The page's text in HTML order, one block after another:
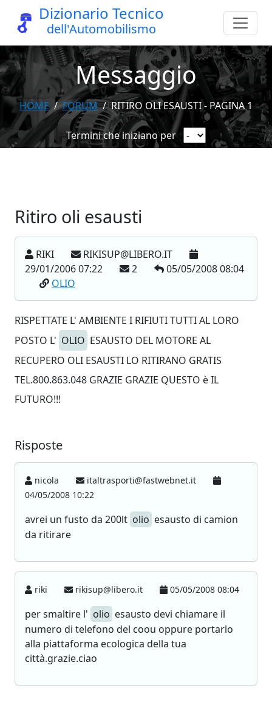
Dizionario Tecnico
dell'Automobilismo
Messaggio
HOME FORUM RITIRO OLI ESAUSTI - PAGINA 1
Termini che iniziano per
Ritiro oli esausti
RIKI
RIKISUP@LIBERO.IT
29/01/2006 07:22
2
05/05/2008 08:04
OLIO
RISPETTATE L' AMBIENTE I RIFIUTI TUTTI AL LORO
POSTO L' OLIO ESAUSTO DEL MOTORE AL
RECUPERO OLI ESAUSTI LO RITIRANO GRATIS
TEL.800.863.048 GRAZIE GRAZIE QUESTO è IL
FUTURO!!!
Risposte
nicola
italtrasporti@fastwebnet.it
04/05/2008 10:22
avrei un fusto da 200lt olio esausto di camion
da ritirare
riki rikisup@libero.it 05/05/2008 08:04
per smaltire l' olio esausto devi chiamare il
numero di telefono del coou oppure portarlo
alla piattaforma ecologica della tua
città.grazie.ciao